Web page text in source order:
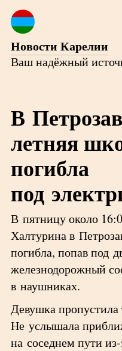
Новости Карелии
Ваш надёжный
В
летняя
погибла
под
В пятницу около
Халтурина в
погибла, попав под
железнодорожный
в наушниках.
Девушка пропустила
Не услышала
на соседнем пути